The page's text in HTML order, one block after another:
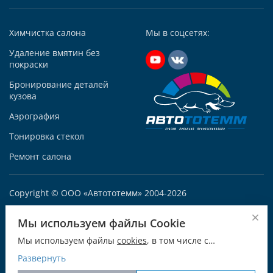
Telegram
Заказать звонок
Построить маршрут
Автосервис АвтоТОТЕММ на Варшавке
+79250086681
Написать в Whatsapp
Заказать звонок
Химчистка салона
Удаление вмятин без
покраски
Бронирование деталей
кузова
Аэрография
Тонировка стекол
Ремонт салона
Мы в соцсетях:
Copyright © ООО «Автототемм» 2004-2026
ИНН: 7709566825
115054, город Москва, Дубининская ул., д. 55 к. 1, этаж 2
пом V комната 2
Мы используем файлы Cookie
Мы используем файлы cookies, в том числе с
"Яндекс.Метрика для улучшения работы сайта.
Развернуть